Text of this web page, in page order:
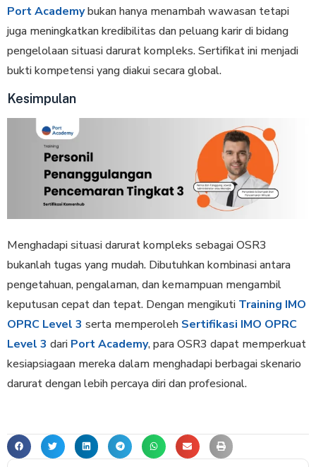
Port Academybukan hanya menambah wawasan tetapi
juga meningkatkan kredibilitas dan peluang karir di bidang
pengelolaan situasi darurat kompleks. Sertifikat ini menjadi
bukti kompetensi yang diakui secara global.
Kesimpulan
Menghadapi situasi darurat kompleks sebagai OSR3
bukanlah tugas yang mudah. Dibutuhkan kombinasi antara
pengetahuan, pengalaman, dan kemampuan mengambil
keputusan cepat dan tepat. Dengan mengikuti Training IMO
OPRC Level 3 serta memperoleh Sertifikasi IMO OPRC
Level 3 dari Port Academy, para OSR3 dapat memperkuat
kesiapsiagaan mereka dalam menghadapi berbagai skenario
darurat dengan lebih percaya diri dan profesional.